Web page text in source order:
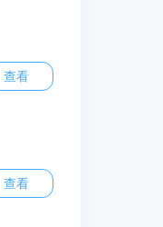
查看
查看